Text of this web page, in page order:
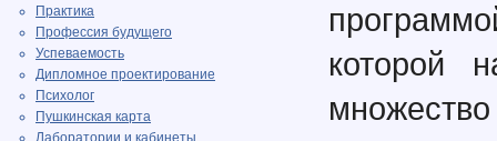
Практика
Профессия будущего
Успеваемость
Дипломное проектирование
Психолог
Пушкинская карта
Лаборатории и кабинеты
которой